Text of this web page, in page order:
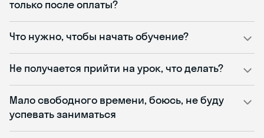
только после оплаты?
Что нужно, чтобы начать обучение?
Не получается прийти на урок, что делать?
Мало свободного времени, боюсь, не буду
успевать заниматься